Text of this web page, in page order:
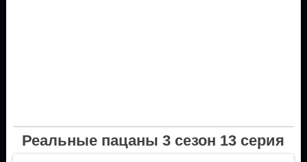
Реальные пацаны 3 сезон 13 серия